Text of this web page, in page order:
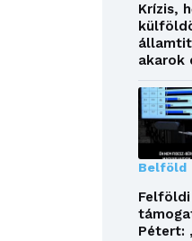
Krízis,
akarok
Belföld
Pétert: